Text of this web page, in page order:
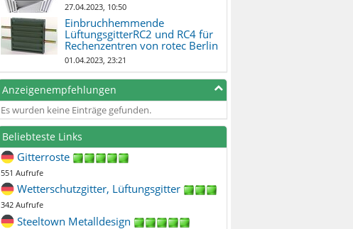
27.04.2023, 10:50
Einbruchhemmende
LüftungsgitterRC2 und RC4 für
Rechenzentren von rotec Berlin
01.04.2023, 23:21
Anzeigenempfehlungen
Es wurden keine Einträge gefunden.
Beliebteste Links
Gitterroste
551 Aufrufe
Wetterschutzgitter, Lüftungsgitter
342 Aufrufe
Steeltown Metalldesign